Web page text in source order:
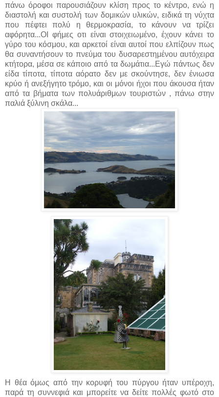
πάνω όροφοι παρουσιάζουν κλίση προς το κέντρο, ενώ η
διαστολή και συστολή των δομικών υλικών, ειδικά τη νύχτα
που πέφτει πολύ η θερμοκρασία, το κάνουν να τρίζει
αφόρητα...ΟΙ φήμες οτι είναι στοιχειωμένο, έχουν κάνει το
γύρο του κόσμου, και αρκετοί είναι αυτοί που ελπίζουν πως
θα συναντήσουν το πνεύμα του δυσαρεστημένου αυτόχειρα
κτήτορα, μέσα σε κάποιο από τα δωμάτια...Εγώ πάντως δεν
είδα τίποτα, τίποτα αόρατο δεν με σκούντησε, δεν ένιωσα
κρύο ή ανεξήγητο τρόμο, και οι μόνοι ήχοι που άκουσα ήταν
από τα βήματα των πολυάριθμων τουριστών , πάνω στην
παλιά ξύλινη σκάλα...
Η θέα όμως από την κορυφή του πύργου ήταν υπέροχη,
παρά τη συννεφιά και μπορείτε να δείτε πολλές φωτό στο